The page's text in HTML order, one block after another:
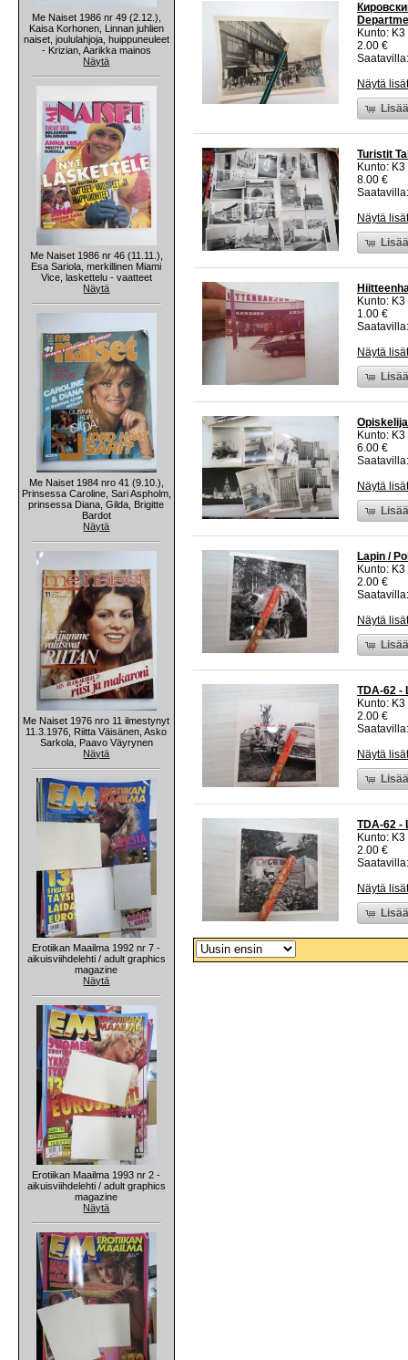
Me Naiset 1986 nr 49 (2.12.),
Kaisa Korhonen, Linnan juhlien
naiset, joululahjoja, huippuneuleet
- Krizian, Aarikka mainos
Näytä
Me Naiset 1986 nr 46 (11.11.),
Esa Sariola, merkillinen Miami
Vice, laskettelu - vaatteet
Näytä
Me Naiset 1984 nro 41 (9.10.),
Prinsessa Caroline, Sari Aspholm,
prinsessa Diana, Gilda, Brigitte
Bardot
Näytä
Me Naiset 1976 nro 11 ilmestynyt
11.3.1976, Riitta Väisänen, Asko
Sarkola, Paavo Väyrynen
Näytä
Erotiikan Maailma 1992 nr 7 -
aikuisviihdelehti / adult graphics
magazine
Näytä
Erotiikan Maailma 1993 nr 2 -
aikuisviihdelehti / adult graphics
magazine
Näytä
Kunto:
2.00 €
Näytä
Turistit
Kunto:
8.00 €
Näytä
Kunto:
1.00 €
Näytä
Kunto:
6.00 €
Näytä
Lapin /
Kunto:
2.00 €
Näytä
TDA-62 -
Kunto:
2.00 €
Näytä
TDA-62 -
Kunto:
2.00 €
Näytä